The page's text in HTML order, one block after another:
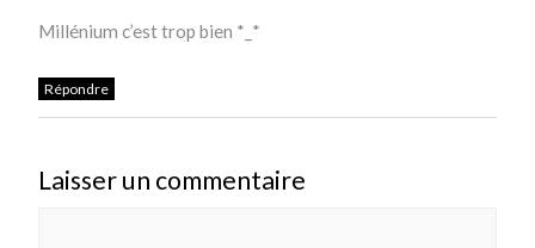
Millénium c’est trop bien *_*
Répondre
Laisser un commentaire